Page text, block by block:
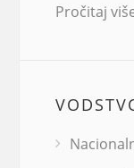
Pročitaj